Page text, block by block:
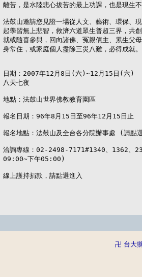
離苦，是水陸悲心拔苦的最上功課，也是現生
法鼓山邀請您見證一場從人文、藝術、環保、
起學習無上悲智，救濟六道眾生普超三界，共
就或隨喜參與，回向諸佛、冤親債主、累生父
身常住，或家庭個人盡除三災八難，必得成就。
日期：2007年12月8日(六)~12月15日(
八天七夜
地點：法鼓山世界佛教教育園區
報名日期：96年8月15日至96年12月15日止
報名地點：法鼓山及全台各分院辦事處 (請點
洽詢專線：02-2498-7171#1340、
09:00~下午05:00)
線上護持捐款，請點選進入
卍 台大